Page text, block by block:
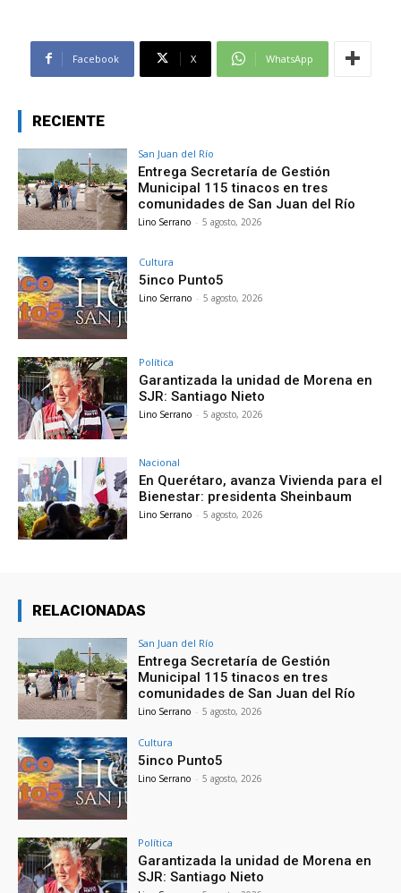
Facebook X WhatsApp
RECIENTE
San Juan del Río
Entrega Secretaría de Gestión
Municipal 115 tinacos en tres
comunidades de San Juan del Río
Lino Serrano - 5 agosto, 2026
Cultura
5inco Punto5
Lino Serrano - 5 agosto, 2026
Política
Garantizada la unidad de Morena en
SJR: Santiago Nieto
Lino Serrano - 5 agosto, 2026
Nacional
En Querétaro, avanza Vivienda para el
Bienestar: presidenta Sheinbaum
Lino Serrano - 5 agosto, 2026
RELACIONADAS
San Juan del Río
Entrega Secretaría de Gestión
Municipal 115 tinacos en tres
comunidades de San Juan del Río
Lino Serrano - 5 agosto, 2026
Cultura
5inco Punto5
Lino Serrano - 5 agosto, 2026
Política
Garantizada la unidad de Morena en
SJR: Santiago Nieto